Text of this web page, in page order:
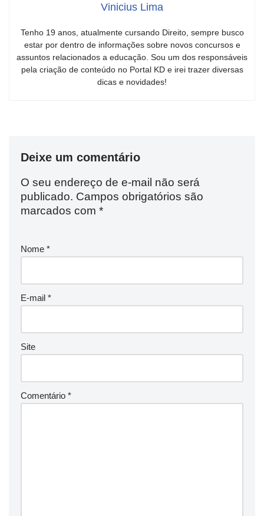
Vinicius Lima
Tenho 19 anos, atualmente cursando Direito, sempre busco
estar por dentro de informações sobre novos concursos e
assuntos relacionados a educação. Sou um dos responsáveis
pela criação de conteúdo no Portal KD e irei trazer diversas
dicas e novidades!
Deixe um comentário
O seu endereço de e-mail não será
publicado. Campos obrigatórios são
marcados com *
Nome *
E-mail *
Site
Comentário *